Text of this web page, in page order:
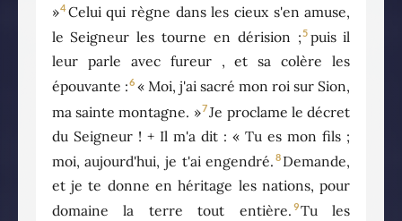
»4 Celui qui règne dans les cieux s'en amuse,
le Seigneur les tourne en dérision ;5 puis il
leur parle avec fureur , et sa colère les
épouvante :6 « Moi, j'ai sacré mon roi sur Sion,
ma sainte montagne. »7Je proclame le décret
du Seigneur ! + Il m'a dit : « Tu es mon fils ;
moi, aujourd'hui, je t'ai engendré. 8 Demande,
et je te donne en héritage les nations, pour
domaine la terre tout entière. 9Tu les